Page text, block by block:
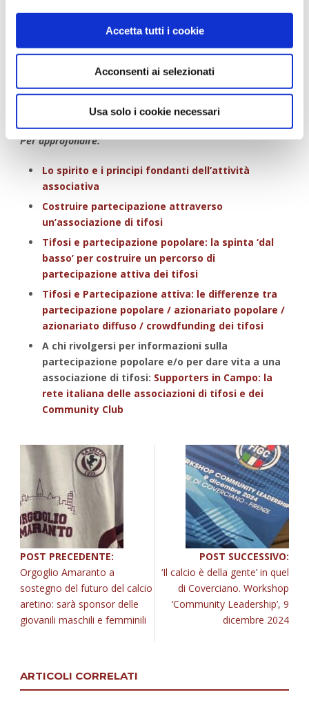
Accetta tutti i cookie
Acconsenti ai selezionati
Usa solo i cookie necessari
spunto da iniziative analoghe realizzate in Inghilterra; ii.)
possibili azioni per trasformare gli impianti di gioco come
fulcro di una CER; iii.) iniziative per ridurre l’impatto
ambientale causato dagli spostamenti dei tesserati in
Per approfondire:
Lo spirito e i principi fondanti dell’attività
associativa
Costruire partecipazione attraverso
un’associazione di tifosi
Tifosi e partecipazione popolare: la spinta ‘dal
basso’ per costruire un percorso di
partecipazione attiva dei tifosi
Tifosi e Partecipazione attiva: le differenze tra
partecipazione popolare / azionariato popolare /
azionariato diffuso / crowdfunding dei tifosi
A chi rivolgersi per informazioni sulla
partecipazione popolare e/o per dare vita a una
associazione di tifosi: Supporters in Campo: la
rete italiana delle associazioni di tifosi e dei
Community Club
POST PRECEDENTE:
Orgoglio Amaranto a
sostegno del futuro del calcio
aretino: sarà sponsor delle
giovanili maschili e femminili
POST SUCCESSIVO:
‘Il calcio è della gente’ in quel
di Coverciano. Workshop
‘Community Leadership’, 9
dicembre 2024
ARTICOLI CORRELATI